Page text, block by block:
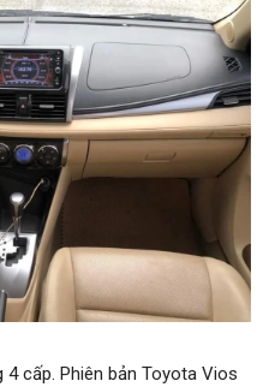
cấp. Phiên bản Toyota Vios